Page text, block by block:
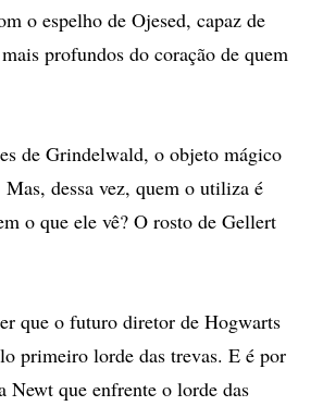
o espelho de Ojesed, capaz de
profundos do coração de quem
de Grindelwald, o objeto mágico
Mas, dessa vez, quem o utiliza é
o que ele vê? O rosto de Gellert
que o futuro diretor de Hogwarts
primeiro lorde das trevas. E é por
Newt que enfrente o lorde das